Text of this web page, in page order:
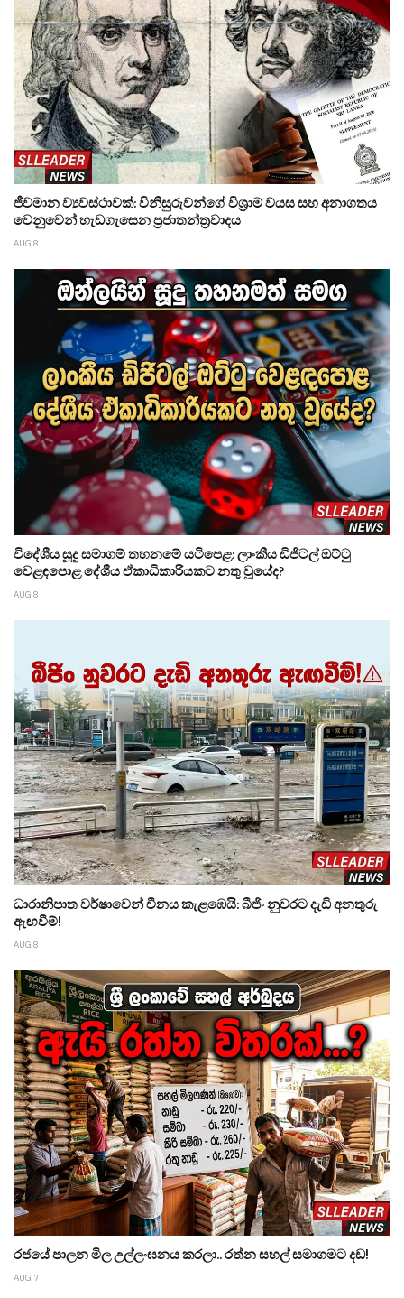
ජීවමාන ව්‍යවස්ථාවක්: විනිසුරුවන්ගේ විශ්‍රාම වයස සහ අනාගතය
වෙනුවෙන් හැඩගැසෙන ප්‍රජාතන්ත්‍රවාදය
AUG 8
විදේශීය සූදු සමාගම් තහනමේ යටිපෙළ: ලාංකීය ඩිජිටල් ඔට්ටු
වෙළඳපොළ දේශීය ඒකාධිකාරියකට නතු වූයේද?
AUG 8
ධාරානිපාත වර්ෂාවෙන් චීනය කැළඹෙයි: බීජිං නුවරට දැඩි අනතුරු
ඇඟවීම්!
AUG 8
රජයේ පාලන මිල උල්ලංඝනය කරලා.. රත්න සහල් සමාගමට දඩ!
AUG 7